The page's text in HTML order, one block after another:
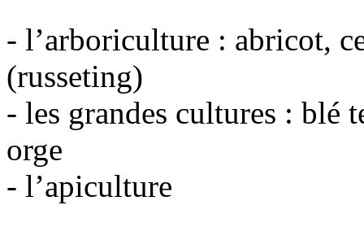
- l’arboriculture : abricot,
(russeting)
- les grandes cultures : blé
orge
- l’apiculture